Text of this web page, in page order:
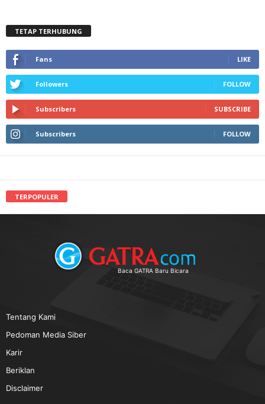
TETAP TERHUBUNG
Fans LIKE
Followers FOLLOW
Subscribers SUBSCRIBE
Subscribers FOLLOW